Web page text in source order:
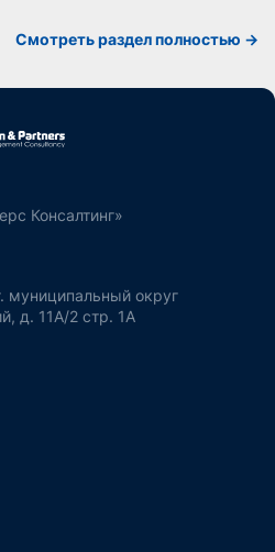
Смотреть раздел полностью ->
Консалтинг»
муниципальный округ
д. 11А/2 стр. 1А